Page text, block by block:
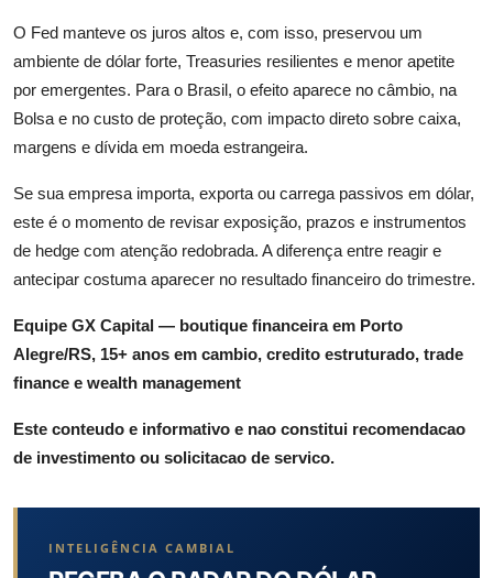
O Fed manteve os juros altos e, com isso, preservou um
ambiente de dólar forte, Treasuries resilientes e menor apetite
por emergentes. Para o Brasil, o efeito aparece no câmbio, na
Bolsa e no custo de proteção, com impacto direto sobre caixa,
margens e dívida em moeda estrangeira.
Se sua empresa importa, exporta ou carrega passivos em dólar,
este é o momento de revisar exposição, prazos e instrumentos
de hedge com atenção redobrada. A diferença entre reagir e
antecipar costuma aparecer no resultado financeiro do trimestre.
Equipe GX Capital — boutique financeira em Porto
Alegre/RS, 15+ anos em cambio, credito estruturado, trade
finance e wealth management
Este conteudo e informativo e nao constitui recomendacao
de investimento ou solicitacao de servico.
INTELIGÊNCIA CAMBIAL